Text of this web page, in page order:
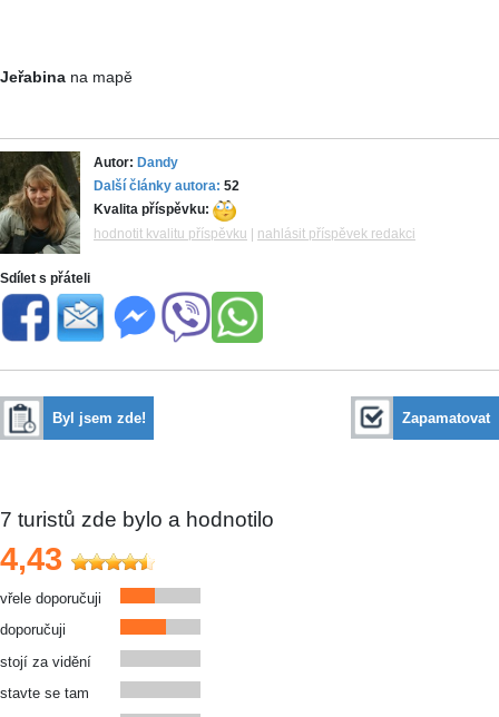
Jeřabina na mapě
Autor: Dandy
Další články autora: 52
Kvalita příspěvku:
hodnotit kvalitu příspěvku
nahlásit příspěvek redakci
Sdílet s přáteli
Byl jsem zde! Zapamatovat
7 turistů zde bylo a hodnotilo
4,43
vřele doporučuji
doporučuji
stojí za vidění
stavte se tam